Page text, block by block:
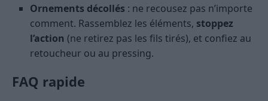
Ornements décollés : ne recousez pas n’importe
comment. Rassemblez les éléments, stoppez
l’action (ne retirez pas les fils tirés), et confiez au
retoucheur ou au pressing.
FAQ rapide